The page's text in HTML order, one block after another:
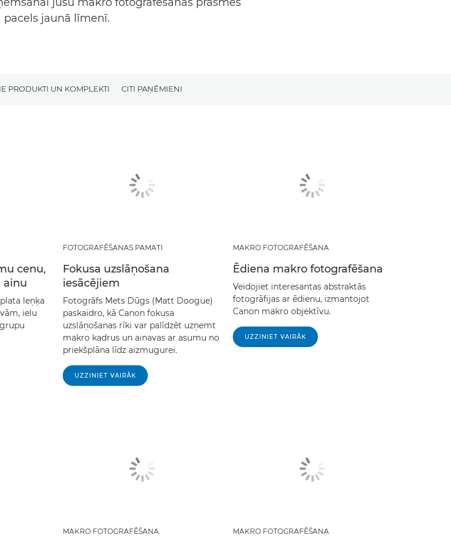
pacels jaunā līmenī.
PRODUKTI UN KOMPLEKTI CITI PAŅĒMIENI
cenu,
ainu
leņķa
ielu
FOTOGRAFĒŠANAS PAMATI
Fokusa uzslāņošana
iesācējiem
Fotogrāfs Mets Dūgs (Matt Doogue)
paskaidro, kā Canon fokusa
uzslāņošanas rīki var palīdzēt uzņemt
makro kadrus un ainavas ar asumu no
priekšplāna līdz aizmugurei.
UZZINIET VAIRĀK
MAKRO FOTOGRAFĒŠANA
Ēdiena makro fotografēšana
Veidojiet interesantas abstraktās
fotogrāfijas ar ēdienu, izmantojot
Canon makro objektīvu.
UZZINIET VAIRĀK
MAKRO FOTOGRAFĒŠANA MAKRO FOTOGRAFĒŠANA